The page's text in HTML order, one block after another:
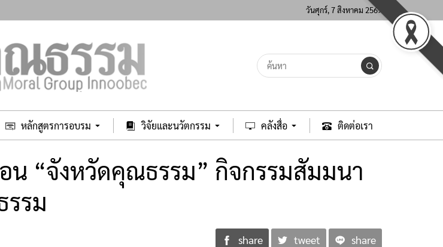
วันศุกร์, 7 สิงหาคม 2569
หลักสูตรการอบรม วิจัยและนวัตกรรม คลังสื่อ ติดต่อเรา
น “จังหวัดคุณธรรม” กิจกรรมสัมมนา
รม
share tweet share